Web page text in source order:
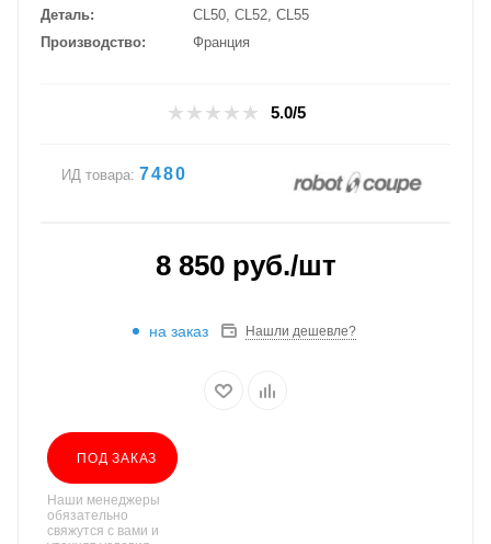
Деталь
CL50, CL52, CL55
Производство
Франция
5.0/5
ИД товара: 7480
8 850руб./шт
на заказ Нашли дешевле?
ПОД ЗАКАЗ
Наши менеджеры
обязательно
свяжутся с вами и